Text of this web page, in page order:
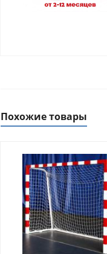
Похожие товары